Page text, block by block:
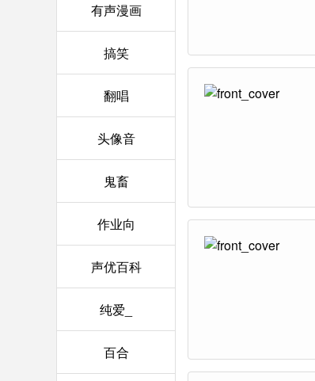
有声漫画
搞笑
翻唱
头像音
鬼畜
作业向
声优百科
纯爱_
百合